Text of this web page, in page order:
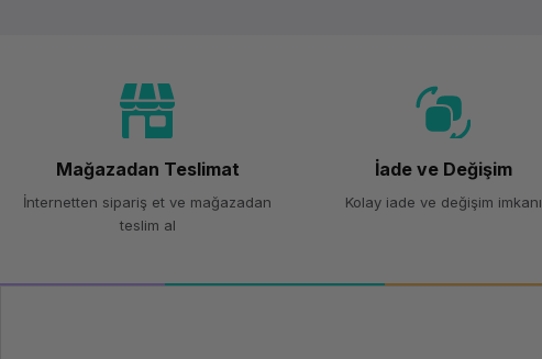
Model
Teknik Özellikler
Mağazadan Teslimat
İnternetten sipariş et ve mağazadan
teslim al
İade ve Değişim
Kolay iade ve değişim imkanı